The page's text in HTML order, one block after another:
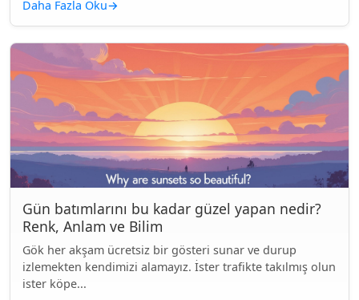
Daha Fazla Oku→
Gün batımlarını bu kadar güzel yapan nedir?
Renk, Anlam ve Bilim
Gök her akşam ücretsiz bir gösteri sunar ve durup
izlemekten kendimizi alamayız. İster trafikte takılmış olun
ister köpe...